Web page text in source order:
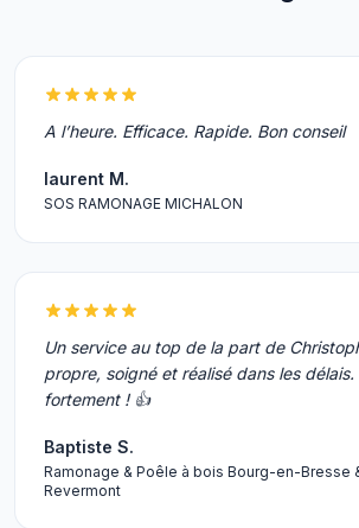
A l’heure. Efficace. Rapide. Bon conseil
laurent M.
SOS RAMONAGE MICHALON
Un service au top de la part de
propre, soigné et réalisé dans les
fortement ! 👍
Baptiste S.
Ramonage & Poêle à bois Bourg-en-Bresse
Revermont